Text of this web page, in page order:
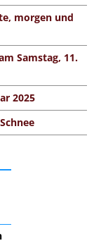
morgen und
Samstag, 11.
2025